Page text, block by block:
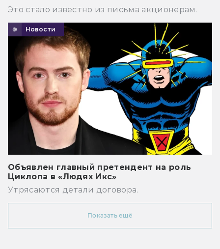
Это стало известно из письма акционерам.
Новости
Объявлен главный претендент на роль
Циклопа в «Людях Икс»
Утрясаются детали договора.
Показать ещё